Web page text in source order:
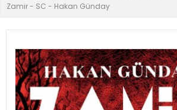
Zamir - SC - Hakan Günday